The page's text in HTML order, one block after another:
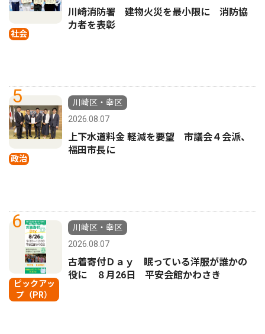
社会
川崎消防署 建物火災を最小限に 消防協
力者を表彰
5
政治
川崎区・幸区
2026.08.07
上下水道料金 軽減を要望 市議会４会派、
福田市長に
6
ピックアッ
プ（PR）
川崎区・幸区
2026.08.07
古着寄付Ｄａｙ 眠っている洋服が誰かの
役に ８月26日 平安会館かわさき